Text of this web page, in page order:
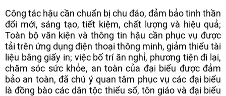
Công tác hậu cần chuẩn bị chu đáo, đảm bảo tinh thần
đổi mới, sáng tạo, tiết kiệm, chất lượng và hiệu quả;
Toàn bộ văn kiện và thông tin hậu cần phục vụ được
tải trên ứng dụng điện thoại thông minh, giảm thiểu tài
liệu bằng giấy in; việc bố trí ăn nghỉ, phương tiện đi lại,
chăm sóc sức khỏe, an toàn của đại biểu được đảm
bảo an toàn, đã chú ý quan tâm phục vụ các đại biểu
là đồng bào các dân tộc thiểu số, tôn giáo và đại biểu